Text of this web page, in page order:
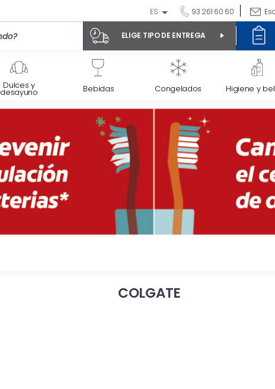
ES 93 261 60 60
ELIGE TIPO DE ENTREGA
Dulces y
desayuno Bebidas Congelados Higiene y
COLGATE